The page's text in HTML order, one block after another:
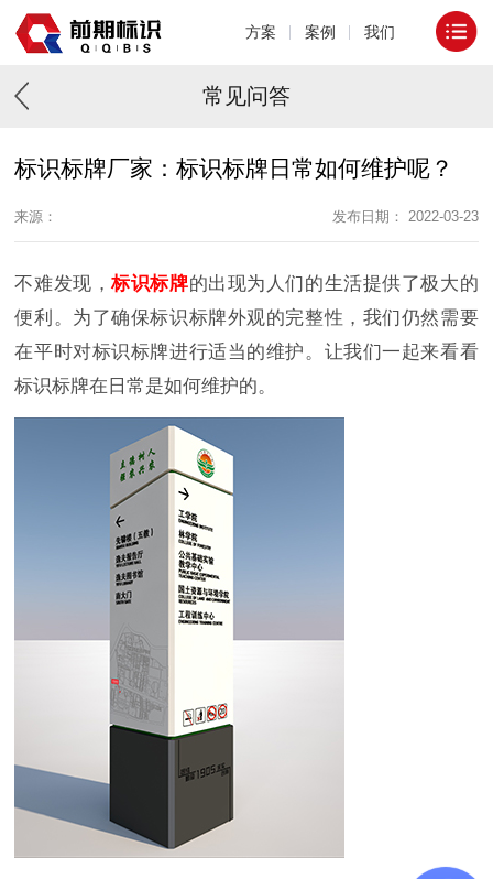
方案 案例 我们
常见问答
标识标牌厂家：标识标牌日常如何维护呢？
来源： 发布日期： 2022-03-23
不难发现，标识标牌的出现为人们的生活提供了极大的
便利。为了确保标识标牌外观的完整性，我们仍然需要
在平时对标识标牌进行适当的维护。让我们一起来看看
标识标牌在日常是如何维护的。